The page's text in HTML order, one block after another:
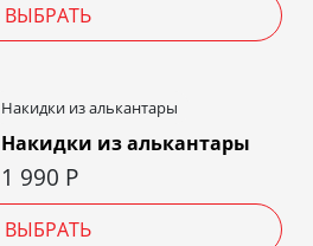
ВЫБРАТЬ
Накидки из алькантары
Накидки из алькантары
1 990 Р
ВЫБРАТЬ